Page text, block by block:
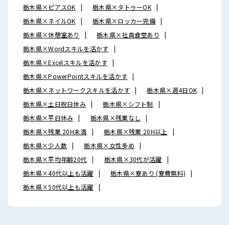
栃木県×ピアスOK
栃木県×タトゥーOK
栃木県×ネイルOK
栃木県×ロッカー完備
栃木県×休憩室あり
栃木県×社員食堂あり
栃木県×Wordスキルを活かす
栃木県×Excelスキルを活かす
栃木県×PowerPointスキルを活かす
栃木県×ネットワークスキルを活かす
栃木県×週4日OK
栃木県×土日祝日休み
栃木県×シフト制
栃木県×平日休み
栃木県×残業なし
栃木県×残業 20H未満
栃木県×残業 20H以上
栃木県×少人数
栃木県×女性多め
栃木県×平均年齢20代
栃木県×30代が活躍
栃木県×40代以上も活躍
栃木県×寮あり (寮費無料)
栃木県×50代以上も活躍